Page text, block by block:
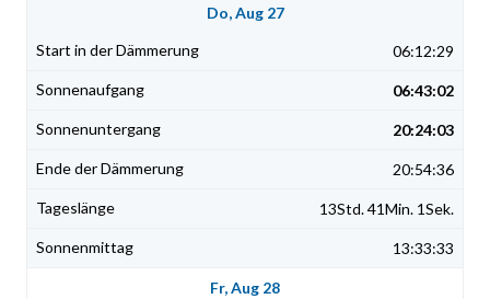
Do, Aug 27
06:12:29
06:43:02
20:24:03
20:54:36
13Std. 41Min. 1Sek.
13:33:33
Fr, Aug 28